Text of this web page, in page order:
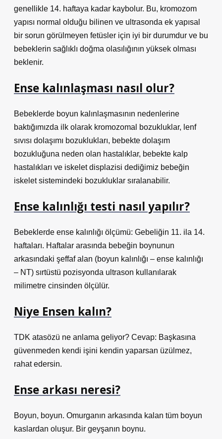
genellikle 14. haftaya kadar kaybolur. Bu, kromozom
yapısı normal olduğu bilinen ve ultrasonda ek yapısal
bir sorun görülmeyen fetüsler için iyi bir durumdur ve bu
bebeklerin sağlıklı doğma olasılığının yüksek olması
beklenir.
Ense kalınlaşması nasıl olur?
Bebeklerde boyun kalınlaşmasının nedenlerine
baktığımızda ilk olarak kromozomal bozukluklar, lenf
sıvısı dolaşımı bozuklukları, bebekte dolaşım
bozukluğuna neden olan hastalıklar, bebekte kalp
hastalıkları ve iskelet displazisi dediğimiz bebeğin
iskelet sistemindeki bozukluklar sıralanabilir.
Ense kalınlığı testi nasıl yapılır?
Bebeklerde ense kalınlığı ölçümü: Gebeliğin 11. ila 14.
haftaları. Haftalar arasında bebeğin boynunun
arkasındaki şeffaf alan (boyun kalınlığı – ense kalınlığı
– NT) sırtüstü pozisyonda ultrason kullanılarak
milimetre cinsinden ölçülür.
Niye Ensen kalın?
TDK atasözü ne anlama geliyor? Cevap: Başkasına
güvenmeden kendi işini kendin yaparsan üzülmez,
rahat edersin.
Ense arkası neresi?
Boyun, boyun. Omurganın arkasında kalan tüm boyun
kaslardan oluşur. Bir geyşanın boynu.